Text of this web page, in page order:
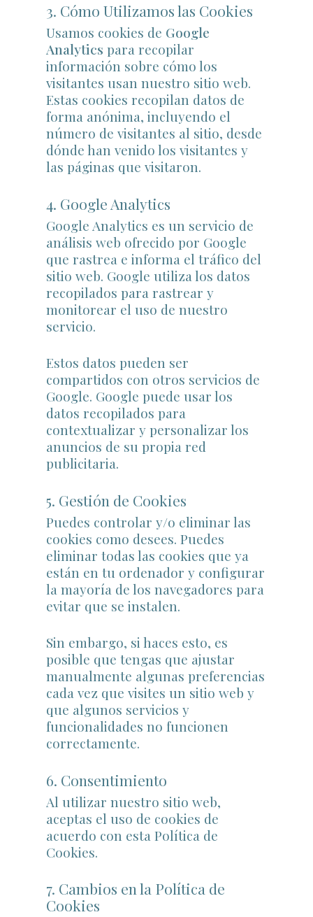
3. Cómo Utilizamos las Cookies
Usamos cookies de Google
Analytics para recopilar
información sobre cómo los
visitantes usan nuestro sitio web.
Estas cookies recopilan datos de
forma anónima, incluyendo el
número de visitantes al sitio, desde
dónde han venido los visitantes y
las páginas que visitaron.
4. Google Analytics
Google Analytics es un servicio de
análisis web ofrecido por Google
que rastrea e informa el tráfico del
sitio web. Google utiliza los datos
recopilados para rastrear y
monitorear el uso de nuestro
servicio.
Estos datos pueden ser
compartidos con otros servicios de
Google. Google puede usar los
datos recopilados para
contextualizar y personalizar los
anuncios de su propia red
publicitaria.
5. Gestión de Cookies
Puedes controlar y/o eliminar las
cookies como desees. Puedes
eliminar todas las cookies que ya
están en tu ordenador y configurar
la mayoría de los navegadores para
evitar que se instalen.
Sin embargo, si haces esto, es
posible que tengas que ajustar
manualmente algunas preferencias
cada vez que visites un sitio web y
que algunos servicios y
funcionalidades no funcionen
correctamente.
6. Consentimiento
Al utilizar nuestro sitio web,
aceptas el uso de cookies de
acuerdo con esta Política de
Cookies.
7. Cambios en la Política de
Cookies